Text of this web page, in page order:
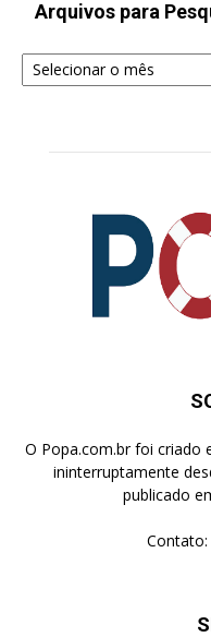
Arquivos para
Arquivos
para
O Popa.com.br foi criado
ininterruptamente
publicado
Contato: